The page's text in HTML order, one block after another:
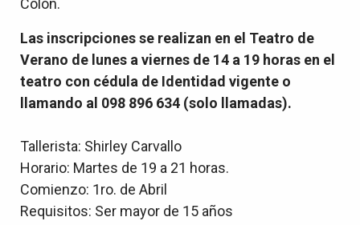
Colón.
Las inscripciones se realizan en el Teatro de
Verano de lunes a viernes de 14 a 19 horas en el
teatro con cédula de Identidad vigente o
llamando al 098 896 634 (solo llamadas).
Tallerista: Shirley Carvallo
Horario: Martes de 19 a 21 horas.
Comienzo: 1ro. de Abril
Requisitos: Ser mayor de 15 años